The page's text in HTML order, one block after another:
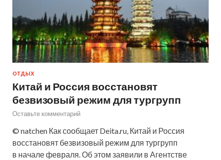
ОТДЫХ
Китай и Россия восстановят
безвизовый режим для тургрупп
Оставьте комментарий
© natchen Как сообщает Deita.ru, Китай и Россия
восстановят безвизовый режим для тургрупп
в начале февраля. Об этом заявили в Агентстве